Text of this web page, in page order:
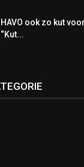
HAVO ook zo kut
“Kut...